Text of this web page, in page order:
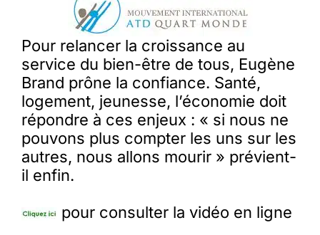
Pour relancer la croissance au
service du bien-être de tous, Eugène
Brand prône la confiance. Santé,
logement, jeunesse, l’économie doit
répondre à ces enjeux : « si nous ne
pouvons plus compter les uns sur les
autres, nous allons mourir » prévient-
il enfin.
pour consulter la vidéo en ligne